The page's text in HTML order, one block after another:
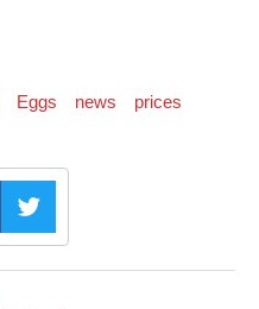
Eggs news
prices